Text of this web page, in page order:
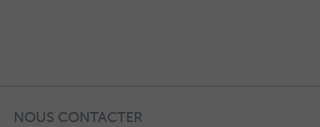
NOUS CONTACTER